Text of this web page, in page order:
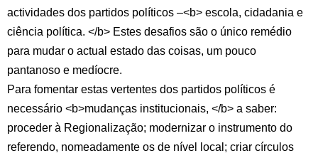
actividades dos partidos políticos –<b> escola, cidadania e
ciência política. </b> Estes desafios são o único remédio
para mudar o actual estado das coisas, um pouco
pantanoso e medíocre.
Para fomentar estas vertentes dos partidos políticos é
necessário <b>mudanças institucionais, </b> a saber:
proceder à Regionalização; modernizar o instrumento do
referendo, nomeadamente os de nível local; criar círculos